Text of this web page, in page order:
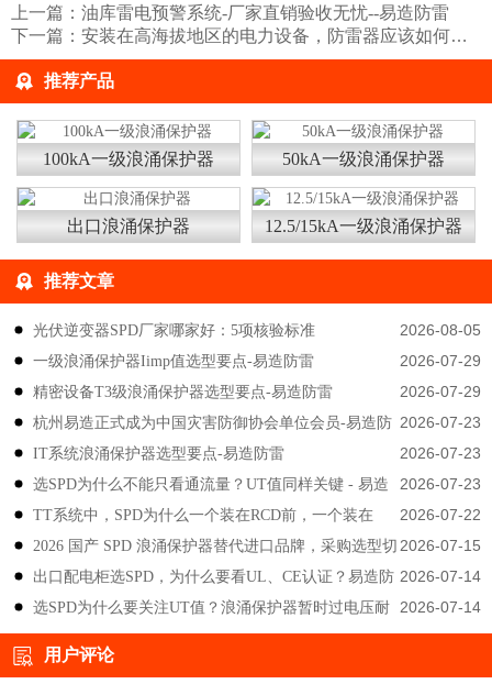
上一篇： 油库雷电预警系统-厂家直销验收无忧--易造防雷
下一篇： 安装在高海拔地区的电力设备，防雷器应该如何选择？易造防雷
推荐产品
100kA一级浪涌保护器 50kA一级浪涌保护器
出口浪涌保护器 12.5/15kA一级浪涌保护器
推荐文章
2026-08-05
光伏逆变器SPD厂家哪家好：5项核验标准
2026-07-29
一级浪涌保护器Iimp值选型要点-易造防雷
2026-07-29
精密设备T3级浪涌保护器选型要点-易造防雷
2026-07-23
杭州易造正式成为中国灾害防御协会单位会员-易造防
雷
2026-07-23
IT系统浪涌保护器选型要点-易造防雷
2026-07-23
选SPD为什么不能只看通流量？UT值同样关键 - 易造
防雷
2026-07-22
TT系统中，SPD为什么一个装在RCD前，一个装在
后？-易造防雷
2026-07-15
2026 国产 SPD 浪涌保护器替代进口品牌，采购选型切
勿只对比价格-易造防雷
2026-07-14
出口配电柜选SPD，为什么要看UL、CE认证？易造防
雷技术解答
2026-07-14
选SPD为什么要关注UT值？浪涌保护器暂时过电压耐
受能力说明-易造防雷
用户评论